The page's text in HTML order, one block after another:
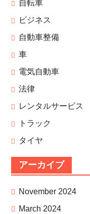
自転車
ビジネス
自動車整備
車
電気自動車
法律
レンタルサービス
トラック
タイヤ
アーカイブ
November 2024
March 2024